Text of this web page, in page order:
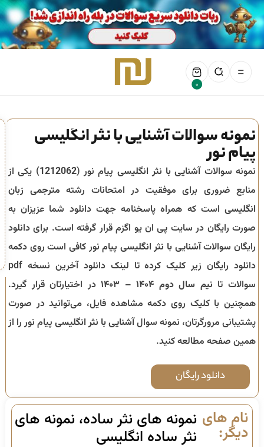
0
نمونه سوالات آشنایی با نثر انگلیسی
پیام نور
نمونه سوالاتآشنایی با نثر انگلیسی پیام نور (1212062) یکی از
منابع ضروری برای موفقیت در امتحانات رشته مترجمی زبان
انگلیسی است که همراه پاسخنامه جهت دانلود شما عزیزان به
صورت رایگان در سایت پی ان یو اگزم قرار گرفته است. برای دانلود
رایگان سوالاتآشنایی با نثر انگلیسی پیام نور کافی است روی دکمه
دانلود رایگان زیر کلیک کرده تا لینک دانلود آخرین نسخه pdf
سوالات تا نیم سال دوم ۱۴۰۴ – ۱۴۰۳
در اختیارتان قرار گیرد.
همچنین با کلیک روی دکمه مشاهده فایل، می‌توانید در صورت
پشتیبانی مرورگرتان، نمونه سوالآشنایی با نثر انگلیسی پیام نور را از
همین صفحه مطالعه کنید.
دانلود رایگان
نام های
دیگر:
نمونه های نثر ساده، نمونه های
نثر ساده انگلیسی